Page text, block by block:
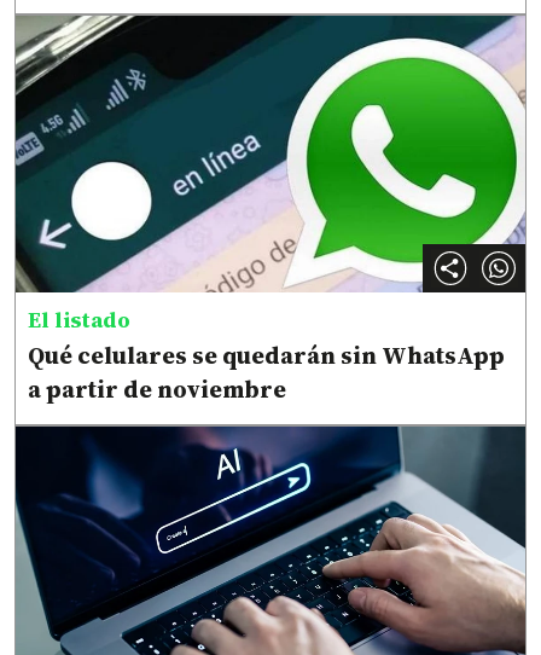
El listado
Qué celulares se quedarán sin WhatsApp
a partir de noviembre